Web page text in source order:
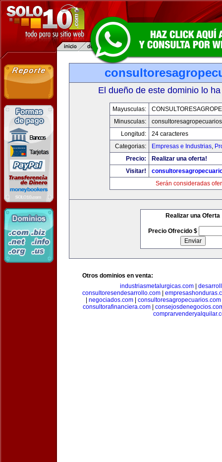
El dueño de este dominio lo
Mayusculas:
Minusculas:
Longitud:
24 caracteres
Categorias:
Empresas e Industrias,
Precio:
Realizar una oferta!
Visitar!
Serán consideradas
Realizar una Oferta
Precio Ofrecido $
Otros dominios en venta:
industriasmetalurgicas.com|
consultoresendesarrollo.com
negociados.com consultoresagropecuarios.com
consultorafinanciera.com|